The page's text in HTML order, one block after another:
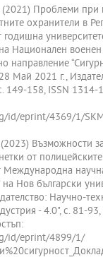
Проблеми при
охранители в
Национален военен
направление
Май 2021 г.,
149-158, ISSN 1314-
id/eprint/4369/1/
Възможности
от
Международна
на Нов български
Научно-
- 4.0", с. 81-
id/eprint/4899/1/